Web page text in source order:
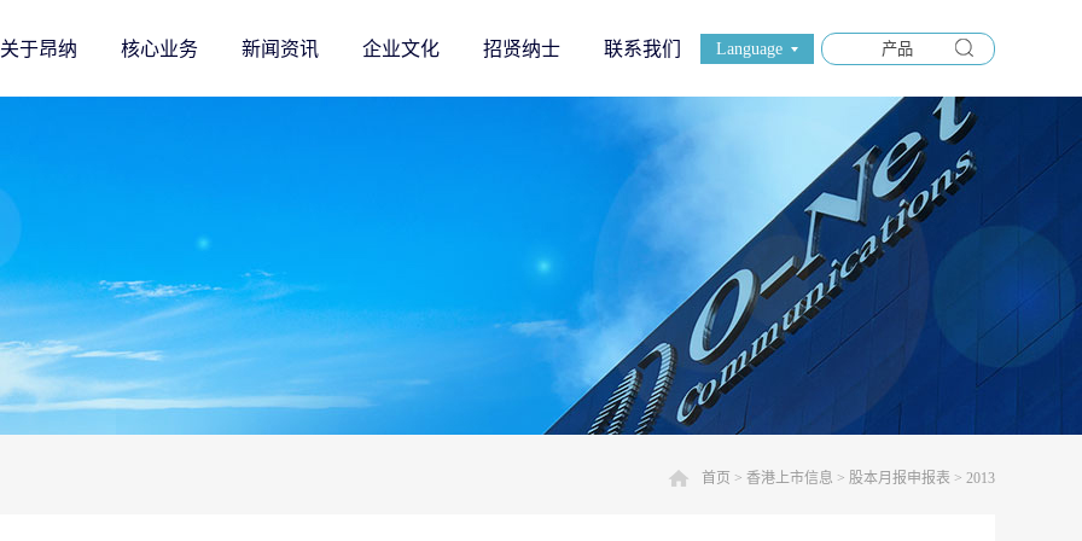
Language
关于昂纳 核心业务 新闻资讯 企业文化 招贤纳士 联系我们
首页 > 香港上市信息 > 股本月报申报表 > 2013